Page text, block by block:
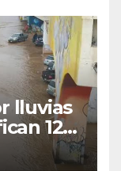
lluvias
12
de